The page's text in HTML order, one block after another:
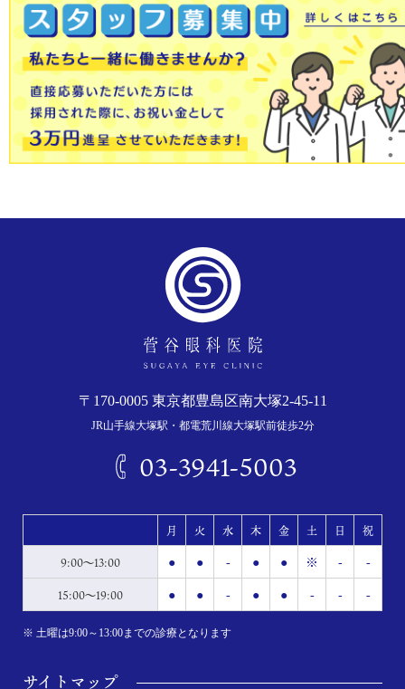
〒170-0005 東京都豊島区南大塚2-45-11
JR山手線大塚駅・都電荒川線大塚駅前徒歩2分
03-3941-5003
月 火 水 木 金 土 日
祝
9:00～13:00
● ● - ● ● ※ - -
15:00～19:00 ● ● - ● ● - - -
※ 土曜は9:00～13:00までの診療となります
サイトマップ